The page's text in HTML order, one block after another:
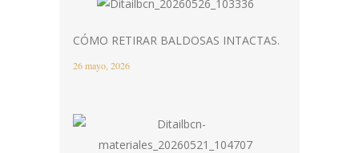
CÓMO RETIRAR BALDOSAS INTACTAS.
26 mayo, 2026